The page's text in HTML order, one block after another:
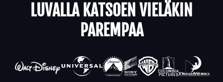
LUVALLA KATSOEN VIELÄKIN
PAREMPAA